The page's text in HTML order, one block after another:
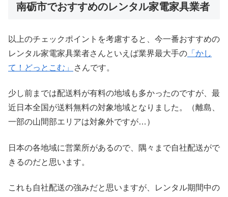
南砺市でおすすめのレンタル家電家具業者
以上のチェックポイントを考慮すると、今一番おすすめの
レンタル家電家具業者さんといえば業界最大手の 「かし
て！どっとこむ」
さんです。
少し前までは配送料が有料の地域も多かったのですが、最
近日本全国が送料無料の対象地域となりました。（離島、
一部の山間部エリアは対象外ですが…）
日本の各地域に営業所があるので、隅々まで自社配送がで
きるのだと思います。
これも自社配送の強みだと思いますが、レンタル期間中の